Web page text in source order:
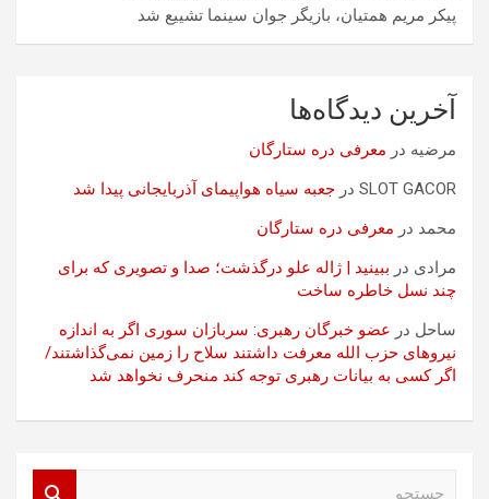
پیکر مریم همتیان، بازیگر جوان سینما تشییع شد
آخرین دیدگاه‌ها
مرضیه در معرفی دره ستارگان
SLOT GACOR در جعبه سیاه هواپیمای آذربایجانی پیدا شد
محمد در معرفی دره ستارگان
مرادی در ببینید | ژاله علو درگذشت؛ صدا و تصویری که برای
چند نسل خاطره ساخت
ساحل در عضو خبرگان رهبری: سربازان سوری اگر به اندازه
نیروهای حزب الله معرفت داشتند سلاح را زمین نمی‌گذاشتند/
اگر کسی به بیانات رهبری توجه کند منحرف نخواهد شد